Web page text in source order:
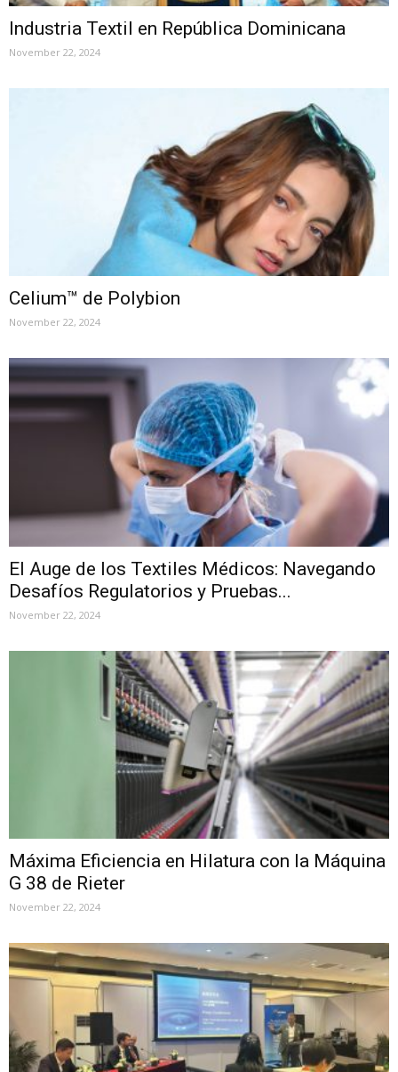
Industria Textil en República Dominicana
November 22, 2024
Celium™ de Polybion
November 22, 2024
El Auge de los Textiles Médicos: Navegando
Desafíos Regulatorios y Pruebas...
November 22, 2024
Máxima Eficiencia en Hilatura con la Máquina
G 38 de Rieter
November 22, 2024